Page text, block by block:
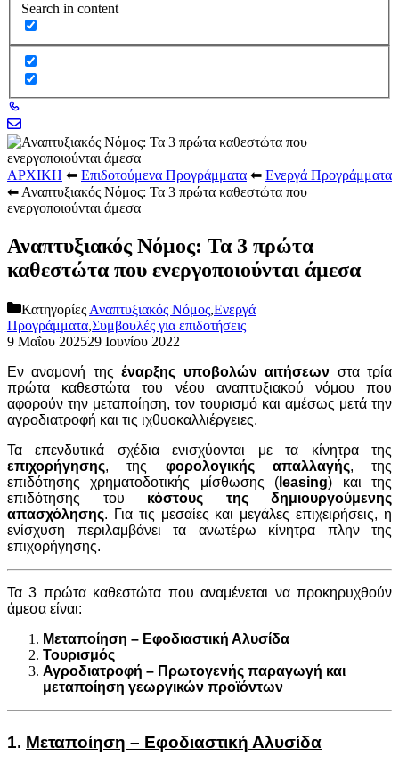
Search in content
ΑΡΧΙΚΗ ⬅ Επιδοτούμενα Προγράμματα ⬅ Ενεργά Προγράμματα
⬅ Αναπτυξιακός Νόμος: Τα 3 πρώτα καθεστώτα που
ενεργοποιούνται άμεσα
Αναπτυξιακός Νόμος: Τα 3 πρώτα
καθεστώτα που ενεργοποιούνται άμεσα
Κατηγορίες Αναπτυξιακός Νόμος,Ενεργά
Προγράμματα,Συμβουλές για επιδοτήσεις
9 Μαΐου 202529 Ιουνίου 2022
Εν αναμονή τηςέναρξης υποβολών αιτήσεων στα τρία
πρώτα καθεστώτα του νέου αναπτυξιακού νόμου που
αφορούν την μεταποίηση, τον τουρισμό και αμέσως μετά την
αγροδιατροφή και τις ιχθυοκαλλιέργειες.
Τα επενδυτικά σχέδια ενισχύονται με τα κίνητρα της
επιχορήγησης, της φορολογικής απαλλαγής, της
επιδότησης χρηματοδοτικής μίσθωσης ( leasing) και της
επιδότησης του κόστους της δημιουργούμενης
απασχόλησης. Για τις μεσαίες και μεγάλες επιχειρήσεις, η
ενίσχυση περιλαμβάνει τα ανωτέρω κίνητρα πλην της
επιχορήγησης.
Τα 3 πρώτα καθεστώτα που αναμένεται να προκηρυχθούν
άμεσα είναι:
Μεταποίηση – Εφοδιαστική Αλυσίδα
Τουρισμός
Αγροδιατροφή – Πρωτογενής παραγωγή και
μεταποίηση γεωργικών προϊόντων
1. Μεταποίηση – Εφοδιαστική Αλυσίδα